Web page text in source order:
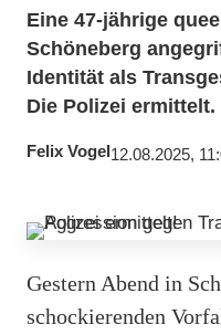
Eine 47-jährige
Schöneberg
Identität als
Die Polizei ermittelt.
Felix Vogel 12.08.2025,
Gestern Abend in
schockierenden